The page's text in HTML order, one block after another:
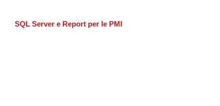
SQL Server e Report per le PMI